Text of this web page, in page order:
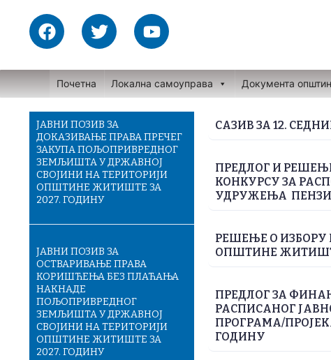
content
F
a
e
b
o
o
k
T
w
t
t
e
r
Y
o
t
u
b
Почетна Локална самоуправа Документа
ЈАВНИ ПОЗИВ ЗА
ДОКАЗИВАЊЕ ПРАВА ПРЕЧЕГ
ЗАКУПА ПОЉОПРИВРЕДНОГ
ЗЕМЉИШТА У ДРЖАВНОЈ
СВОЈИНИ НА ТЕРИТОРИЈИ
ОПШТИНЕ ЖИТИШТЕ ЗА
2027. ГОДИНУ
ЈАВНИ ПОЗИВ ЗА
ОСТВАРИВАЊЕ ПРАВА
КОРИШЋЕЊА БЕЗ ПЛАЋАЊА
НАКНАДЕ
ПОЉОПРИВРЕДНОГ
ЗЕМЉИШТА У ДРЖАВНОЈ
СВОЈИНИ НА ТЕРИТОРИЈИ
ОПШТИНЕ ЖИТИШТЕ ЗА
2027. ГОДИНУ
САЗИВ ЗА 12.
ПРЕДЛОГ И
КОНКУРСУ ЗА
УДРУЖЕЊА
РЕШЕЊЕ О ИЗБОРУ
ОПШТИНЕ
ПРЕДЛОГ ЗА
РАСПИСАНОГ
ПРОГРАМА/
ГОДИНУ